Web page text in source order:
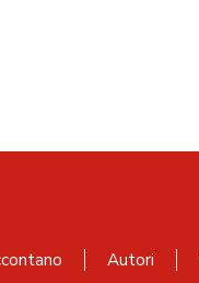
Autori